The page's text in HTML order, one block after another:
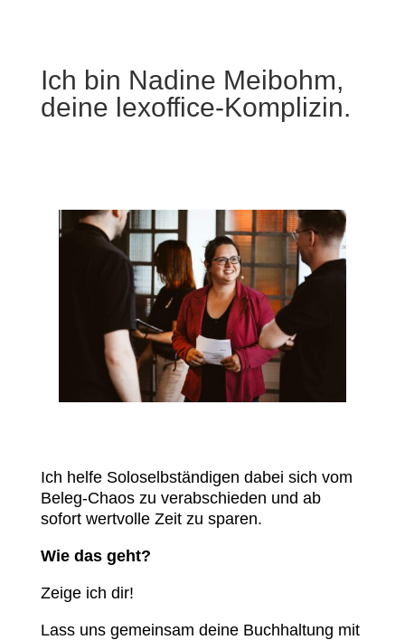
Ich bin Nadine Meibohm,
deine lexoffice-Komplizin.
Ich helfe Soloselbständigen dabei sich vom
Beleg-Chaos zu verabschieden und ab
sofort wertvolle Zeit zu sparen.
Wie das geht?
Zeige ich dir!
Lass uns gemeinsam deine Buchhaltung mit